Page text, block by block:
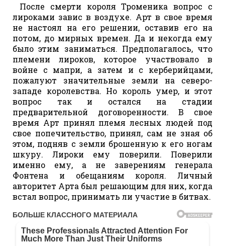
После смерти короля Троменика вопрос с
лироками завис в воздухе. Арт в свое время
не настоял на его решении, оставив его на
потом, до мирных времен. Да и некогда ему
было этим заниматься. Предполагалось, что
племени лироков, которое участвовало в
войне с мапри, а затем и с керберийцами,
пожалуют значительные земли на северо-
западе королевства. Но король умер, и этот
вопрос так и остался на стадии
предварительной договоренности. В свое
время Арт принял племя лесных людей под
свое попечительство, принял, сам не зная об
этом, подняв с земли брошенную к его ногам
шкуру. Лироки ему поверили. Поверили
именно ему, а не заверениям генерала
Фонтена и обещаниям короля. Личный
авторитет Арта был решающим для них, когда
встал вопрос, принимать ли участие в битвах.